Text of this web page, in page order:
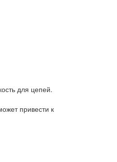
для цепей.
привести к